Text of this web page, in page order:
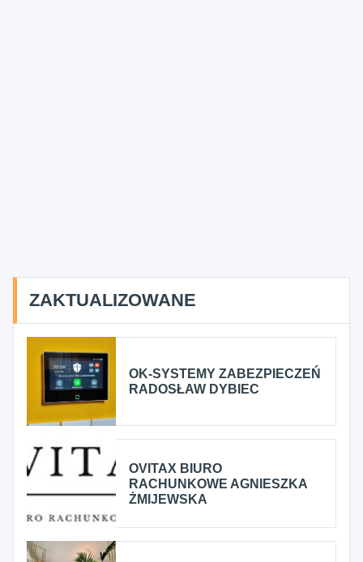
ZAKTUALIZOWANE
OK-SYSTEMY ZABEZPIECZEŃ
RADOSŁAW DYBIEC
OVITAX BIURO
RACHUNKOWE AGNIESZKA
ŻMIJEWSKA